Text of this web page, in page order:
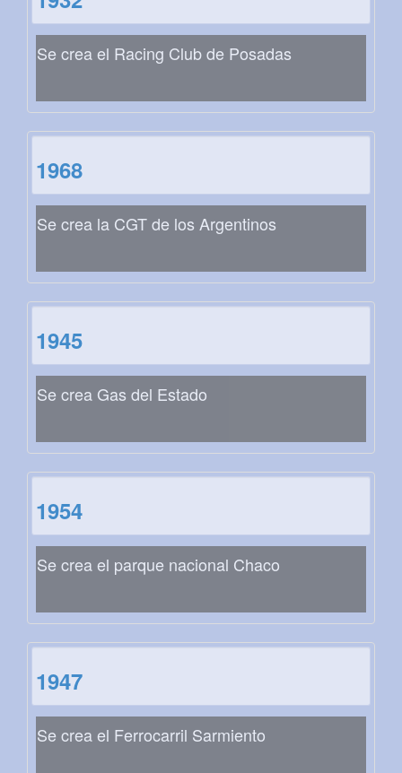
Se crea el Racing Club de Posadas
1968
Se crea la CGT de los Argentinos
1945
Se crea Gas del Estado
1954
Se crea el parque nacional Chaco
1947
Se crea el Ferrocarril Sarmiento